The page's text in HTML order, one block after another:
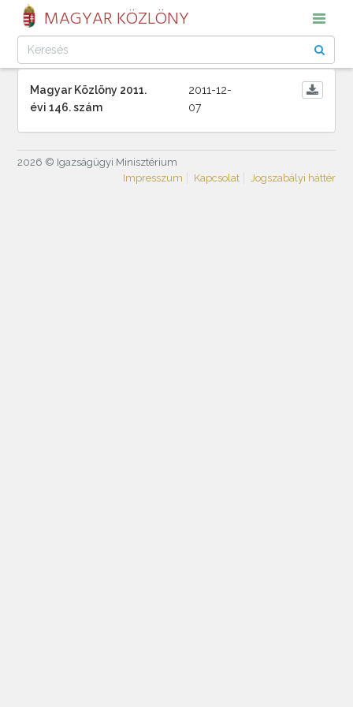
MAGYAR KÖZLÖNY
Magyar Közlöny 2011.
évi 146. szám
2011-12-
07
2026 © Igazságügyi Minisztérium
Impresszum
Kapcsolat Jogszabályi háttér